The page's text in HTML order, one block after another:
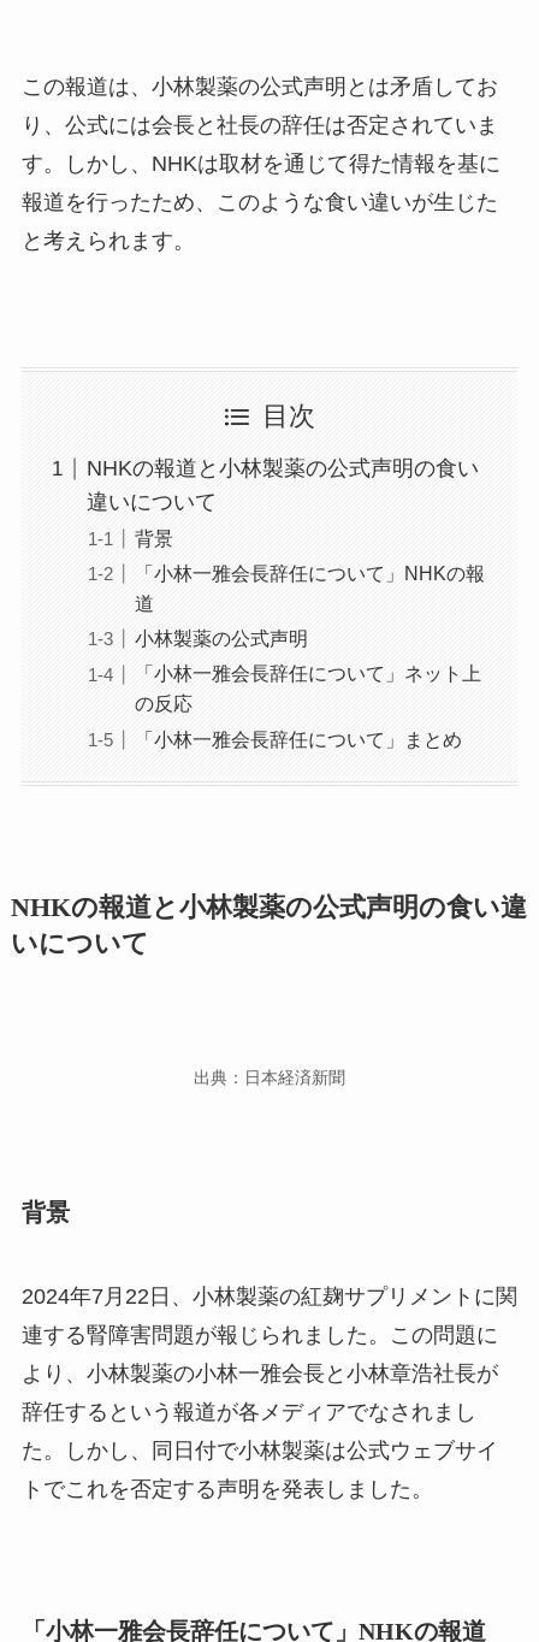
この報道は、小林製薬の公式声明とは矛盾してお
り、公式には会長と社長の辞任は否定されていま
す。しかし、NHKは取材を通じて得た情報を基に
報道を行ったため、このような食い違いが生じた
と考えられます。
目次
NHKの報道と小林製薬の公式声明の食い
違いについて
背景
「小林一雅会長辞任について」NHKの報
道
小林製薬の公式声明
「小林一雅会長辞任について」ネット上
の反応
「小林一雅会長辞任について」まとめ
NHKの報道と小林製薬の公式声明の食い違
いについて
出典：日本経済新聞
背景
2024年7月22日、小林製薬の紅麹サプリメントに関
連する腎障害問題が報じられました。この問題に
より、小林製薬の小林一雅会長と小林章浩社長が
辞任するという報道が各メディアでなされまし
た。しかし、同日付で小林製薬は公式ウェブサイ
トでこれを否定する声明を発表しました。
「小林一雅会長辞任について」 NHKの報道